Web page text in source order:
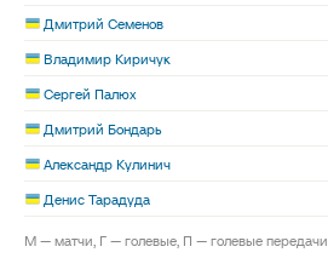
Дмитрий Семенов
Владимир Киричук
Сергей Палюх
Дмитрий Бондарь
Александр Кулинич
Денис Тарадуда
М — матчи, Г — голевые, П — голевые передачи